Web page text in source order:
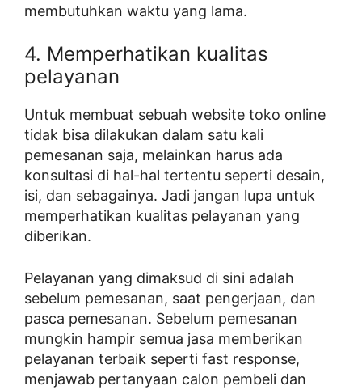
membutuhkan waktu yang lama.
4. Memperhatikan kualitas
pelayanan
Untuk membuat sebuah website toko online
tidak bisa dilakukan dalam satu kali
pemesanan saja, melainkan harus ada
konsultasi di hal-hal tertentu seperti desain,
isi, dan sebagainya. Jadi jangan lupa untuk
memperhatikan kualitas pelayanan yang
diberikan.
Pelayanan yang dimaksud di sini adalah
sebelum pemesanan, saat pengerjaan, dan
pasca pemesanan. Sebelum pemesanan
mungkin hampir semua jasa memberikan
pelayanan terbaik seperti fast response,
menjawab pertanyaan calon pembeli dan